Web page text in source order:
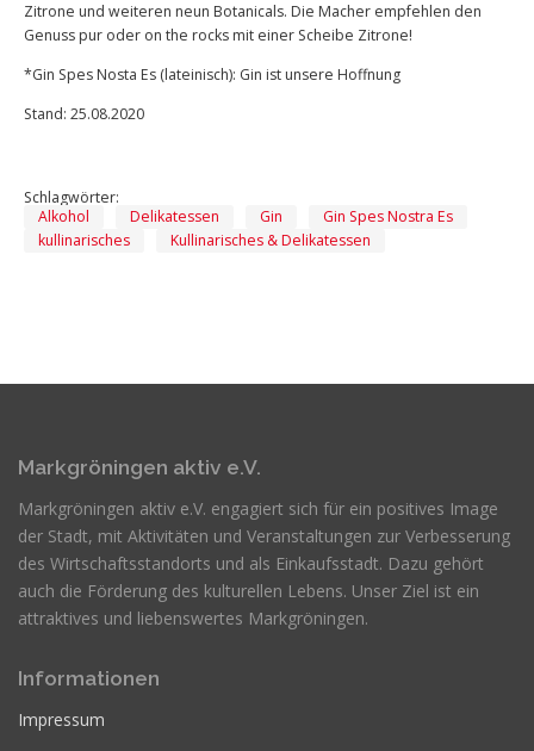
Zitrone und weiteren neun Botanicals. Die Macher empfehlen den
Genuss pur oder on the rocks mit einer Scheibe Zitrone!
*Gin Spes Nosta Es (lateinisch): Gin ist unsere Hoffnung
Stand: 25.08.2020
Schlagwörter:
Alkohol
Delikatessen Gin
Gin Spes Nostra Es
kullinarisches
Kullinarisches & Delikatessen
Markgröningen aktiv e.V.
Markgröningen aktiv e.V. engagiert sich für ein positives Image
der Stadt, mit Aktivitäten und Veranstaltungen zur Verbesserung
des Wirtschaftsstandorts und als Einkaufsstadt. Dazu gehört
auch die Förderung des kulturellen Lebens. Unser Ziel ist ein
attraktives und liebenswertes Markgröningen.
Informationen
Impressum